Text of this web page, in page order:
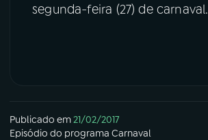
Instagram X
segunda-feira (27) de carnaval.
Publicado em21/02/2017
Episódio do programa Carnaval